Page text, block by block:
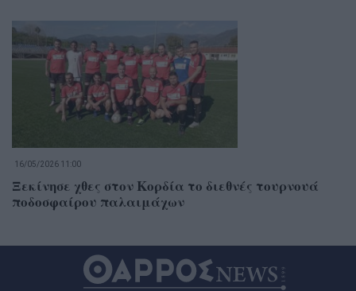
16/05/2026 11:00
Ξεκίνησε χθες στον Κορδία το διεθνές τουρνουά
ποδοσφαίρου παλαιμάχων